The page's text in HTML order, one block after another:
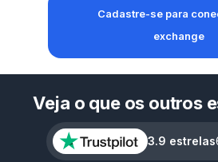
Cadastre-se para
exchange
Veja o que os outros
3.9 estrelas